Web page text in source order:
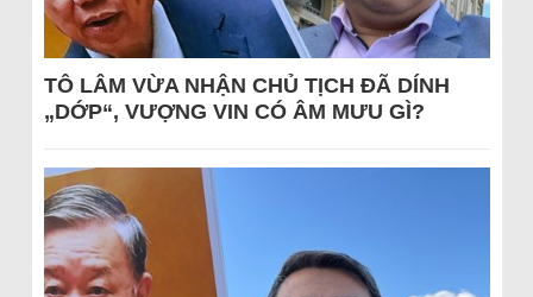
TÔ LÂM VỪA NHẬN CHỦ TỊCH ĐÃ DÍNH
„DỚP“, VƯỢNG VIN CÓ ÂM MƯU GÌ?